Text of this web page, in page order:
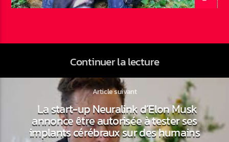
Continuer la lecture
Article suivant
La start-up Neuralink d’Elon Musk
annonce être autorisée à tester ses
implants cérébraux sur des humains